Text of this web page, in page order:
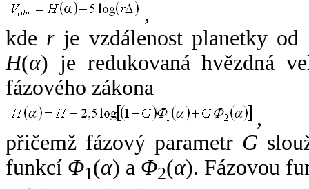
,
kde rje vzdálenost planetky od
H(α) je redukovaná hvězdná
fázového zákona
,
přičemž fázový parametr G
funkcí Φ1(α) a Φ2(α). Fázovou